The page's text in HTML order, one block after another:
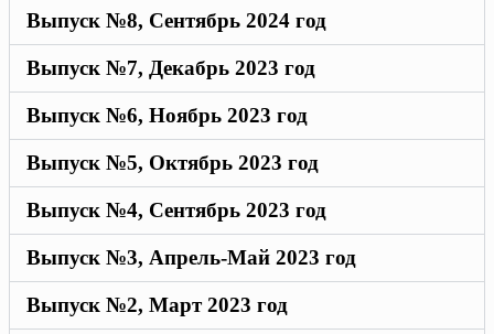
Выпуск №8, Сентябрь 2024 год
Выпуск №7, Декабрь 2023 год
Выпуск №6, Ноябрь 2023 год
Выпуск №5, Октябрь 2023 год
Выпуск №4, Сентябрь 2023 год
Выпуск №3, Апрель-Май 2023 год
Выпуск №2, Март 2023 год